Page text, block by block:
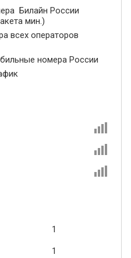
Билайн России
мин.)
всех операторов
номера России
1
1